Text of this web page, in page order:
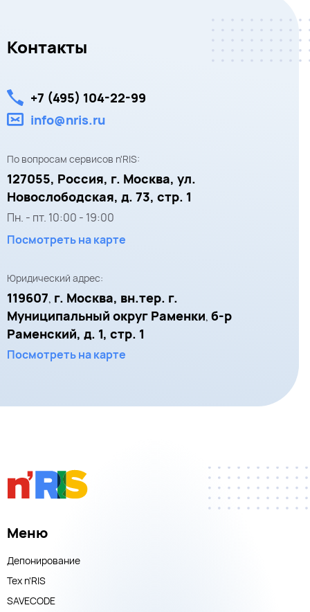
Контакты
+7 (495) 104-22-99
info@nris.ru
По вопросам сервисов n'RIS:
127055, Россия, г. Москва, ул.
Новослободская, д. 73, стр. 1
Пн. - пт. 10:00 - 19:00
Посмотреть на карте
Юридический адрес:
119607, г. Москва, вн.тер. г.
Муниципальный округ Раменки, б-р
Раменский, д. 1, стр. 1
Посмотреть на карте
Меню
Депонирование
Тех n'RIS
SAVECODE